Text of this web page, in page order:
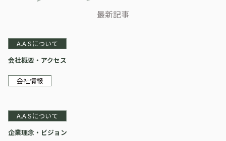
最新記事
A.A.Sについて
会社概要・アクセス
会社情報
A.A.Sについて
企業理念・ビジョン